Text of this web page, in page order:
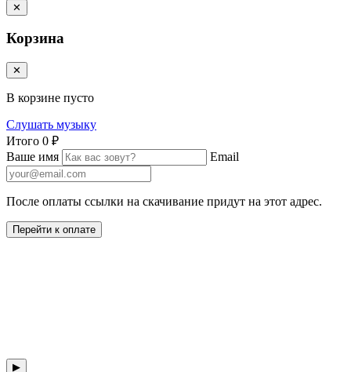
✕
Корзина
✕
В корзине пусто
Слушать музыку
Итого 0 ₽
Ваше имя
Email
После оплаты ссылки на скачивание придут на этот адрес.
Перейти к оплате
▶